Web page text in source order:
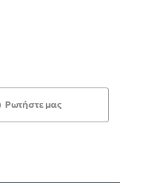
Ρωτήστε μας